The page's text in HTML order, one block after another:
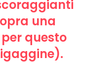
una
questo